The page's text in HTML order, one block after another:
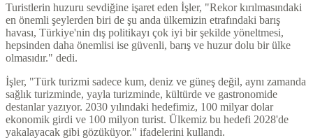
Turistlerin huzuru sevdiğine işaret eden İşler, "Rekor kırılmasındaki
en önemli şeylerden biri de şu anda ülkemizin etrafındaki barış
havası, Türkiye'nin dış politikayı çok iyi bir şekilde yöneltmesi,
hepsinden daha önemlisi ise güvenli, barış ve huzur dolu bir ülke
olmasıdır." dedi.
İşler, "Türk turizmi sadece kum, deniz ve güneş değil, aynı zamanda
sağlık turizminde, yayla turizminde, kültürde ve gastronomide
destanlar yazıyor. 2030 yılındaki hedefimiz, 100 milyar dolar
ekonomik girdi ve 100 milyon turist. Ülkemiz bu hedefi 2028'de
yakalayacak gibi gözüküyor." ifadelerini kullandı.